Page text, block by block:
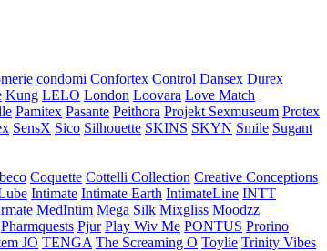
condomi Confortex Control Dansex Durex
Kung LELO London Loovara Love Match
Pamitex Pasante Peithora Projekt Sexmuseum Protex
SensX Sico Silhouette SKINS SKYN Smile Sugant
Coquette Cottelli Collection Creative Conceptions
Intimate Intimate Earth IntimateLine INTT
MedIntim Mega Silk Mixgliss Moodzz
Pharmquests Pjur Play Wiv Me PONTUS Prorino
JO TENGA The Screaming O Toylie Trinity Vibes